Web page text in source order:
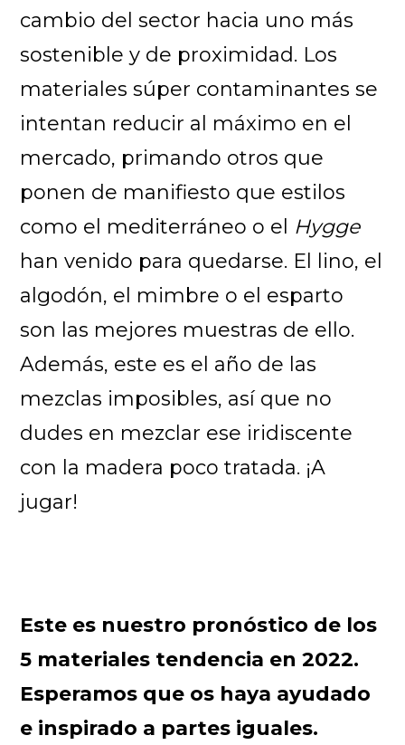
cambio del sector hacia uno más
sostenible y de proximidad. Los
materiales súper contaminantes se
intentan reducir al máximo en el
mercado, primando otros que
ponen de manifiesto que estilos
como el mediterráneo o el Hygge
han venido para quedarse. El lino, el
algodón, el mimbre o el esparto
son las mejores muestras de ello.
Además, este es el año de las
mezclas imposibles, así que no
dudes en mezclar ese iridiscente
con la madera poco tratada. ¡A
jugar!
Este es nuestro pronóstico de los
5 materiales tendencia en 2022.
Esperamos que os haya ayudado
e inspirado a partes iguales.